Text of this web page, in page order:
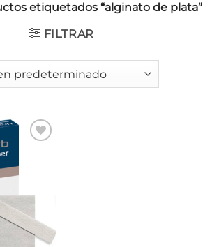
etiquetados “alginato de plata”
FILTRAR